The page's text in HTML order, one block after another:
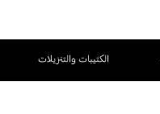
الكتيبات والتنزيلات